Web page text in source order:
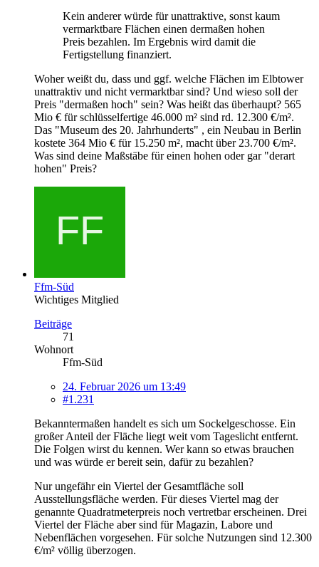
Kein anderer würde für unattraktive, sonst kaum
vermarktbare Flächen einen dermaßen hohen
Preis bezahlen. Im Ergebnis wird damit die
Fertigstellung finanziert.
Woher weißt du, dass und ggf. welche Flächen im Elbtower
unattraktiv und nicht vermarktbar sind? Und wieso soll der
Preis "dermaßen hoch" sein? Was heißt das überhaupt? 565
Mio € für schlüsselfertige 46.000 m² sind rd. 12.300 €/m².
Das "Museum des 20. Jahrhunderts" , ein Neubau in Berlin
kostete 364 Mio € für 15.250 m², macht über 23.700 €/m².
Was sind deine Maßstäbe für einen hohen oder gar "derart
hohen" Preis?
Ffm-Süd
Wichtiges Mitglied
Beiträge
71
Wohnort
Ffm-Süd
24. Februar 2026 um 13:49
#1.231
Bekanntermaßen handelt es sich um Sockelgeschosse. Ein
großer Anteil der Fläche liegt weit vom Tageslicht entfernt.
Die Folgen wirst du kennen. Wer kann so etwas brauchen
und was würde er bereit sein, dafür zu bezahlen?
Nur ungefähr ein Viertel der Gesamtfläche soll
Ausstellungsfläche werden. Für dieses Viertel mag der
genannte Quadratmeterpreis noch vertretbar erscheinen. Drei
Viertel der Fläche aber sind für Magazin, Labore und
Nebenflächen vorgesehen. Für solche Nutzungen sind 12.300
€/m² völlig überzogen.